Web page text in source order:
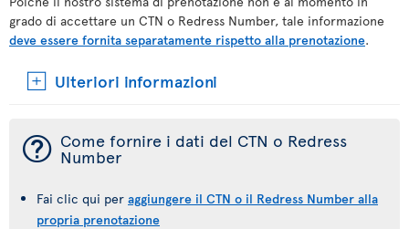
grado di accettare un CTN o Redress Number, tale informazione
deve essere fornita separatamente rispetto alla prenotazione.
Ulteriori informazioni
¯ Come fornire i dati del CTN o Redress
Number
Fai clic qui per aggiungere il CTN o il Redress Number alla
propria prenotazione